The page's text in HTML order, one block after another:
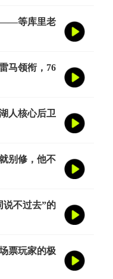
等库里老
马领衔，76
人核心后卫
之旅」正
别修，他不
说不过去”的
票玩家的极